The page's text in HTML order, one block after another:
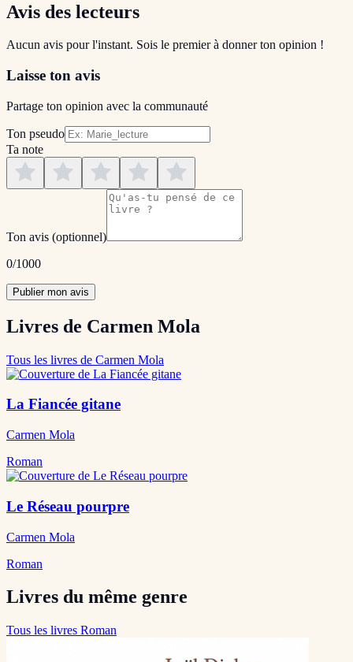
Avis des lecteurs
Aucun avis pour l'instant. Sois le premier à donner ton opinion !
Laisse ton avis
Partage ton opinion avec la communauté
Ton pseudo
Ta note
Ton avis (optionnel)
0/1000
Publier mon avis
Livres de Carmen Mola
Tous les livres de Carmen Mola
La Fiancée gitane
Carmen Mola
Roman
Le Réseau pourpre
Carmen Mola
Roman
Livres du même genre
Tous les livres Roman